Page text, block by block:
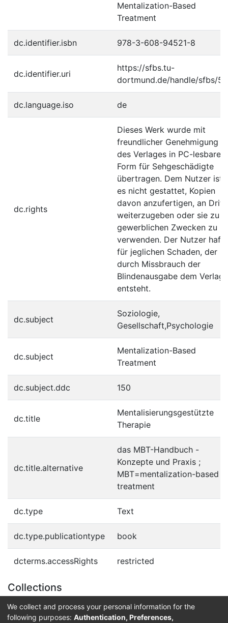
Mentalization-Based
Treatment
dc.identifier.isbn 978-3-608-94521-8
dc.identifier.uri
https://sfbs.tu-
dortmund.de/handle/sfbs/
dc.language.iso de
dc.rights
Dieses Werk wurde mit
freundlicher Genehmigung
des Verlages in PC-lesbare
Form für Sehgeschädigte
übertragen. Dem Nutzer ist
es nicht gestattet, Kopien
davon anzufertigen, an
weiterzugeben oder sie zu
gewerblichen Zwecken zu
verwenden. Der Nutzer
für jeglichen Schaden, der
durch Missbrauch der
Blindenausgabe dem Verlag
entsteht.
dc.subject
Soziologie,
Gesellschaft,Psychologie
dc.subject
Mentalization-Based
Treatment
dc.subject.ddc 150
dc.title
Mentalisierungsgestützte
Therapie
dc.title.alternative
das MBT-Handbuch -
Konzepte und Praxis ;
MBT=mentalization-based
treatment
dc.type Text
dc.type.publicationtype book
dcterms.accessRights restricted
Collections
Digitale Bücher für Blinde und Sehbehinderte
We collect and process your personal information for the
following purposes: Authentication, Preferences,